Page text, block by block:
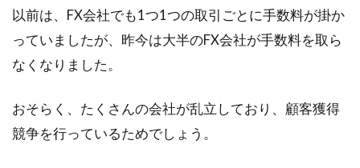
天！予測や対策は出来る？
超低金利時代の昨今、銀行預金の利息はほとん
以前は、FX会社でも1つ1つの取引ごとに手数料が掛か
っていましたが、昨今は大半のFX会社が手数料を取ら
なくなりました。
おそらく、たくさんの会社が乱立しており、顧客獲得
競争を行っているためでしょう。